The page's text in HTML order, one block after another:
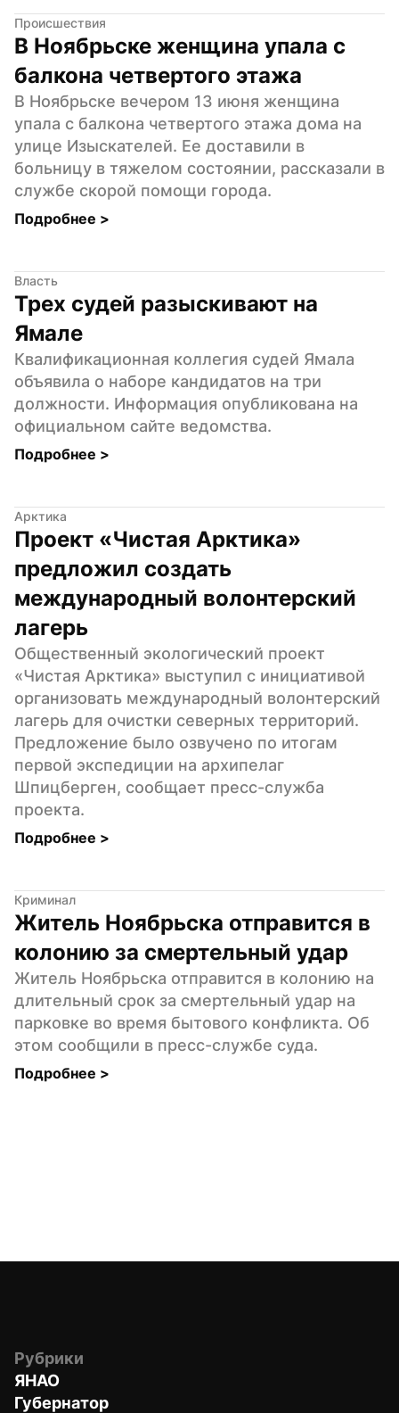
Происшествия
В Ноябрьске женщина упала с
балкона четвертого этажа
В Ноябрьске вечером 13 июня женщина
упала с балкона четвертого этажа дома на
улице Изыскателей. Ее доставили в
больницу в тяжелом состоянии, рассказали в
службе скорой помощи города.
Подробнее >
Власть
Трех судей разыскивают на
Ямале
Квалификационная коллегия судей Ямала
объявила о наборе кандидатов на три
должности. Информация опубликована на
официальном сайте ведомства.
Подробнее >
Арктика
Проект «Чистая Арктика»
предложил создать
международный волонтерский
лагерь
Общественный экологический проект
«Чистая Арктика» выступил с инициативой
организовать международный волонтерский
лагерь для очистки северных территорий.
Предложение было озвучено по итогам
первой экспедиции на архипелаг
Шпицберген, сообщает пресс-служба
проекта.
Подробнее >
Криминал
Житель Ноябрьска отправится в
колонию за смертельный удар
Житель Ноябрьска отправится в колонию на
длительный срок за смертельный удар на
парковке во время бытового конфликта. Об
этом сообщили в пресс-службе суда.
Подробнее >
Рубрики
ЯНАО
Губернатор